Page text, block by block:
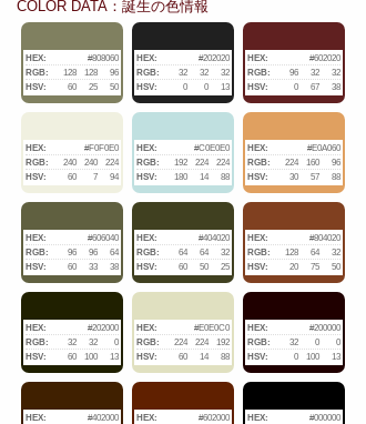
COLOR DATA：誕生の色情報
HEX:
#808060
RGB:
128 128
96
HSV:
60 25 50
HEX:
#202020
RGB:
32 32
32
HSV:
0 0 13
HEX:
#602020
RGB:
96 32
32
HSV:
0 67 38
HEX:
#F0F0E0
RGB:
240 240
224
HSV:
60 7 94
HEX:
#C0E0E0
RGB:
192 224
224
HSV:
180 14 88
HEX:
#E0A060
RGB:
224 160
96
HSV:
30 57 88
HEX:
#606040
RGB:
96 96
64
HSV:
60 33 38
HEX:
#404020
RGB:
64 64
32
HSV:
60 50 25
HEX:
#804020
RGB:
128 64
32
HSV:
20 75 50
HEX:
#202000
RGB:
32 32
0
HSV:
60 100 13
HEX:
#E0E0C0
RGB:
224 224
192
HSV:
60 14 88
HEX:
#200000
RGB:
32 0
0
HSV:
0 100 13
HEX: #402000 HEX: #602000 HEX: #000000